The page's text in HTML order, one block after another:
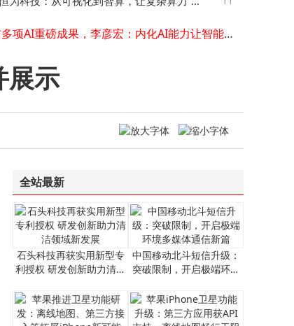
、管得住”
百度发布多项AI重磅成果，李彦宏：内化AI能力让智能不再是成本而是生产力
国电信携手多方完成2万公里中轨NTN在轨验证
智云上海赋能链家：AI与数据驱动，智慧门店焕新城市服务生态
苹果手机通讯录丢失别慌！5个实用方法帮你轻松找回联系人
​小米王化回应“小米通话”停运：业务聚焦调整，与通话功能无关​
展示
全站最新
石头科技再获实用新型专
利授权 研发创新助力清洁
中国移动北斗短信升级：
突破限制，开启极端环境